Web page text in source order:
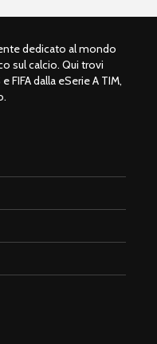
dedicato al mondo
sul calcio. Qui trovi
FIFA dalla eSerie A TIM,